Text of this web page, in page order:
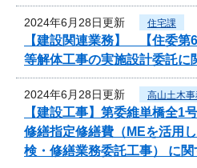
2024年6月28日更新 住宅課
【建設関連業務】 【住委
等解体工事の実施設計委託に
2024年6月28日更新 高山土木
【建設工事】第委維単橋全
修繕指定修繕費（MEを活用
検・修繕業務委託工事） に